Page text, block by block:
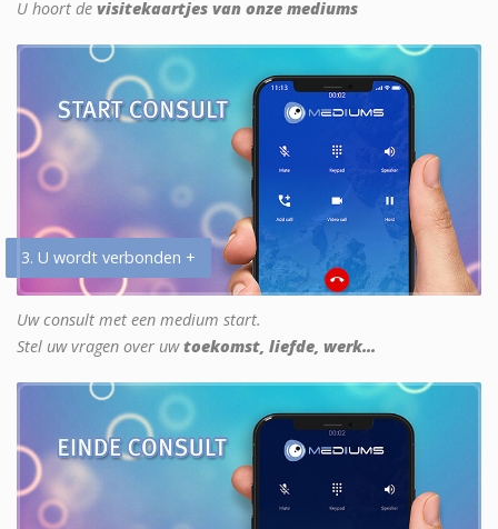
U hoort de visitekaartjes van onze mediums
3. U wordt verbonden +
Uw consult met een medium start.
Stel uw vragen over uwtoekomst, liefde, werk...